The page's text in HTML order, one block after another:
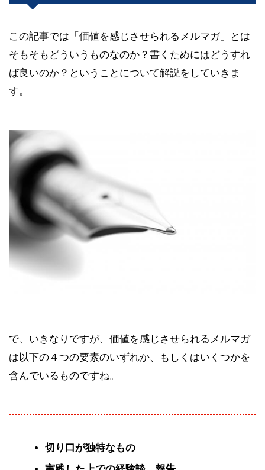
この記事では「価値を感じさせられるメルマガ」とは
そもそもどういうものなのか？書くためにはどうすれ
ば良いのか？ということについて解説をしていきま
す。
で、いきなりですが、価値を感じさせられるメルマガ
は以下の４つの要素のいずれか、もしくはいくつかを
含んでいるものですね。
切り口が独特なもの